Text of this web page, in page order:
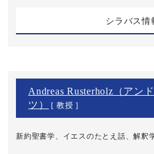
シラバス情
Andreas Rusterholz（ア
ツ）
[ 教授 ]
新約聖書学、イエスのたとえ話、解釈